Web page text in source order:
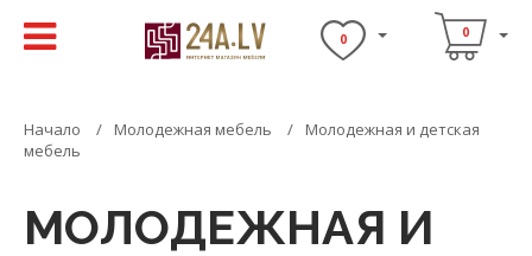
0 0
Начало Молодежная мебель
Молодежная и детская
мебель
МОЛОДЕЖНАЯ И